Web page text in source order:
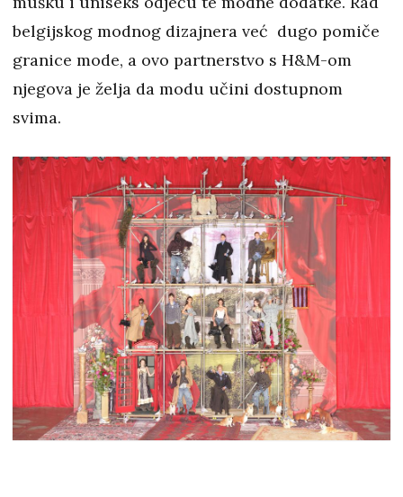
belgijskog modnog dizajnera već dugo pomiče
granice mode, a ovo partnerstvo s H&M-om
njegova je želja da modu učini dostupnom
svima.